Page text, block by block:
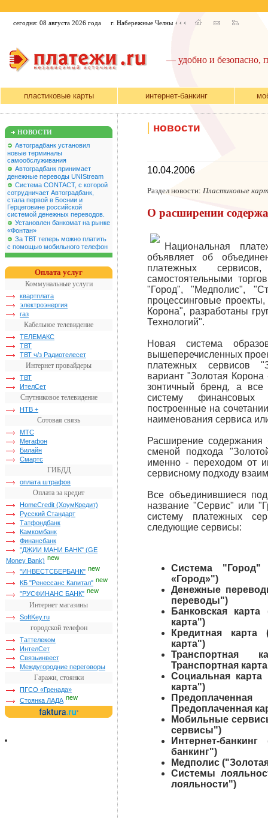
сегодня: 08 августа 2026 года г. Набережные Челны
— удобно и безопасно,
пластиковые карты интернет-банкинг
НОВОСТИ
Автоградбанк установил
новые терминалы
самообслуживания
Автоградбанк принимает
денежные переводы UNIStream
Система CONTACT, с которой
сотрудничает Автоградбанк,
стала первой в Боснии и
Герцеговине российской
системой денежных переводов.
Установлен банкомат на рынке
«Фонтан»
За ТВТ теперь можно платить
с помощью мобильного телефон
Оплата услуг
Коммунальные услуги
квартплата
электроэнергия
газ
Кабельное телевидение
ТЕЛЕМАКС
ТВТ
ТВТ ч/з Радиотелесет
Интернет провайдеры
ТВТ
ИтелСет
Спутниковое телевидение
НТВ +
Сотовая связь
МТС
Мегафон
Билайн
Смартс
ГИБДД
оплата штрафов
Оплата за кредит
HomeCredit (ХоумКредит)
Русский Стандарт
Татфондбанк
Камкомбанк
Финансбанк
"ДЖИИ МАНИ БАНК" (GE
Money Bank) new
"ИНВЕСТСБЕРБАНК" new
КБ "Ренессанс Капитал" new
"РУСФИНАНС БАНК" new
Интернет магазины
SoftKey.ru
городской телефон
Таттелеком
ИнтелСет
Связьинвест
Междугородние переговоры
Гаражи, стоянки
ПГСО «Гренада»
Стоянка ЛАДА new
| новости
10.04.2006
Раздел новости: Пластиковые
О расширении
Национальная
объявляет об
платежных
самостоятельными
"Город", "Медполис",
процессинговые
Корона", разработаны
Технологий".
Новая система
вышеперечисленных
платежных сервисов
вариант "Золотая
зонтичный бренд, а
систему финансовых
построенные на
наименования сервиса
Расширение содержания
сменой подхода
именно - переходом от
сервисному подходу
Все объединившиеся
название "Сервис" или
систему платежных
следующие сервисы:
Система
«Город»")
Денежные
переводы")
Банковская
карта")
Кредитная
карта")
Транспортная
Транспортная
Социальная
карта")
Предоплаченная
Мобильные
сервисы")
Интернет-
банкинг")
Медполис
Системы
лояльности")